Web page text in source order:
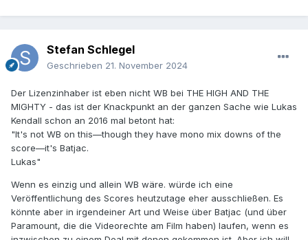
Stefan Schlegel
Geschrieben 21. November 2024
Der Lizenzinhaber ist eben nicht WB bei THE HIGH AND THE
MIGHTY - das ist der Knackpunkt an der ganzen Sache wie Lukas
Kendall schon an 2016 mal betont hat:
"It's not WB on this—though they have mono mix downs of the
score—it's Batjac.
Lukas"
Wenn es einzig und allein WB wäre. würde ich eine
Veröffentlichung des Scores heutzutage eher ausschließen. Es
könnte aber in irgendeiner Art und Weise über Batjac (und über
Paramount, die die Videorechte am Film haben) laufen, wenn es